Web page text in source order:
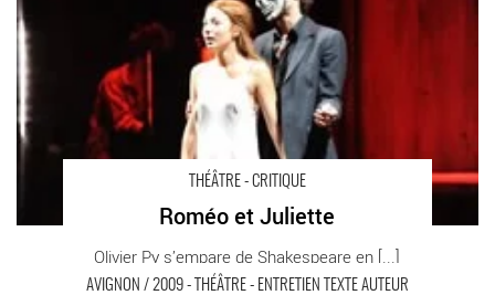
THÉÂTRE - CRITIQUE
Roméo et Juliette
Olivier Py s’empare de Shakespeare en [...]
AVIGNON / 2009 - THÉÂTRE - ENTRETIEN TEXTE AUTEUR